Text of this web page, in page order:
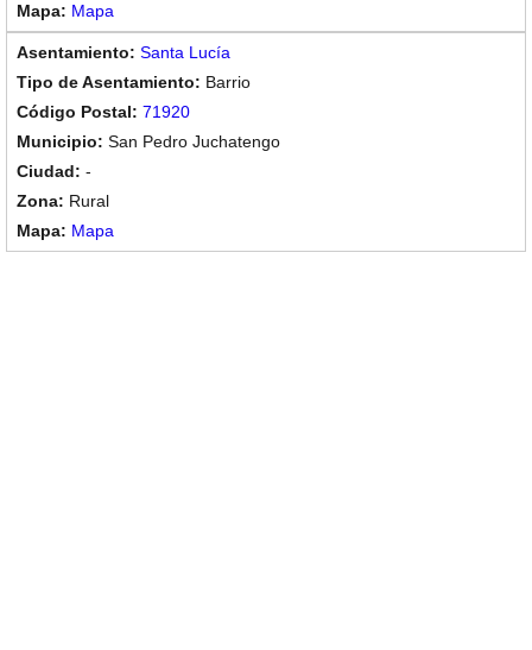
Mapa
Santa Lucía
Barrio
71920
San Pedro Juchatengo
-
Rural
Mapa